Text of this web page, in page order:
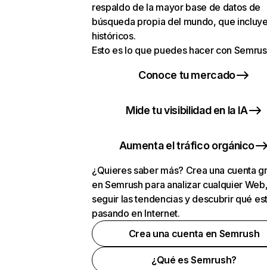
respaldo de la mayor base de datos de
búsqueda propia del mundo, que
históricos.
Esto es lo que puedes hacer con
Conoce tu mercado
Mide tu visibilidad en la IA
Aumenta el tráfico orgánico
¿Quieres saber más? Crea una cuenta
en Semrush para analizar cualquier
seguir las tendencias y descubrir qué
pasando en Internet.
Crea una cuenta en Semrush
¿Qué es Semrush?